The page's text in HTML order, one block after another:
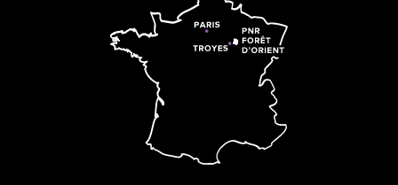
Menu enfant
12,90€